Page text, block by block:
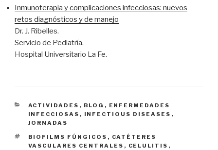
Inmunoterapia y complicaciones infecciosas: nuevos
retos diagnósticos y de manejo
Dr. J. Ribelles.
Servicio de Pediatría.
Hospital Universitario La Fe.
CATEGORÍAS
ACTIVIDADES , BLOG , ENFERMEDADES
INFECCIOSAS , INFECTIOUS DISEASES ,
JORNADAS
ETIQUETAS
BIOFILMS FÚNGICOS , CATÉTERES
VASCULARES CENTRALES , CELULITIS ,